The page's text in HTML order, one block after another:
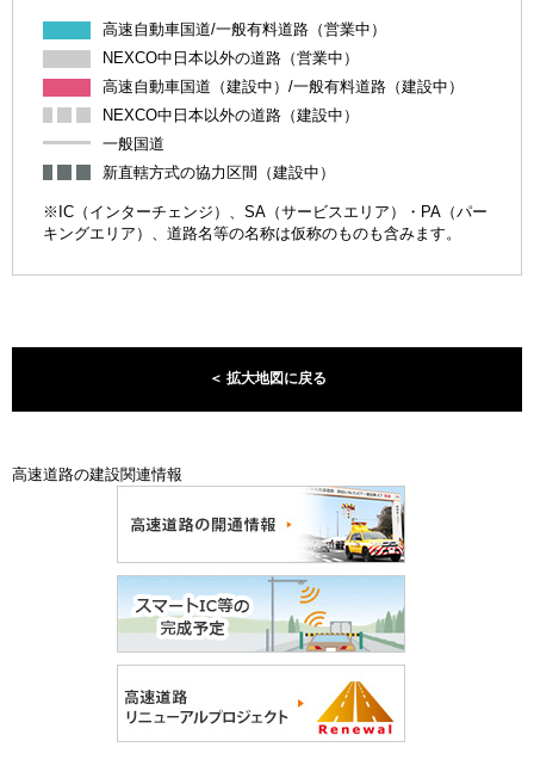
高速自動車国道/一般有料道路（営業中）
NEXCO中日本以外の道路（営業中）
高速自動車国道（建設中）/一般有料道路（建設中）
NEXCO中日本以外の道路（建設中）
一般国道
新直轄方式の協力区間（建設中）
※IC（インターチェンジ）、SA（サービスエリア）・PA（パー
キングエリア）、道路名等の名称は仮称のものも含みます。
＜ 拡大地図に戻る
高速道路の建設関連情報